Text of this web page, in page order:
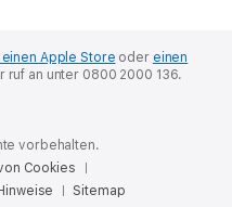
Apple Store oder einen
ruf an unter 0800 2000 136.
vorbehalten.
Cookies
Sitemap